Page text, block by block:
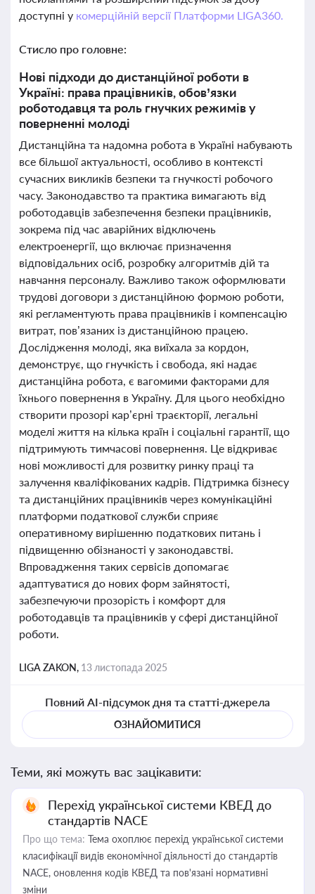
доступні у комерційній версії Платформи LIGA360.
Стисло про головне:
Нові підходи до дистанційної роботи в
Україні: права працівників, обов’язки
роботодавця та роль гнучких режимів у
поверненні молоді
Дистанційна та надомна робота в Україні набувають
все більшої актуальності, особливо в контексті
сучасних викликів безпеки та гнучкості робочого
часу. Законодавство та практика вимагають від
роботодавців забезпечення безпеки працівників,
зокрема під час аварійних відключень
електроенергії, що включає призначення
відповідальних осіб, розробку алгоритмів дій та
навчання персоналу. Важливо також оформлювати
трудові договори з дистанційною формою роботи,
які регламентують права працівників і компенсацію
витрат, пов’язаних із дистанційною працею.
Дослідження молоді, яка виїхала за кордон,
демонструє, що гнучкість і свобода, які надає
дистанційна робота, є вагомими факторами для
їхнього повернення в Україну. Для цього необхідно
створити прозорі кар’єрні траєкторії, легальні
моделі життя на кілька країн і соціальні гарантії, що
підтримують тимчасові повернення. Це відкриває
нові можливості для розвитку ринку праці та
залучення кваліфікованих кадрів. Підтримка бізнесу
та дистанційних працівників через комунікаційні
платформи податкової служби сприяє
оперативному вирішенню податкових питань і
підвищенню обізнаності у законодавстві.
Впровадження таких сервісів допомагає
адаптуватися до нових форм зайнятості,
забезпечуючи прозорість і комфорт для
роботодавців та працівників у сфері дистанційної
роботи.
LIGA ZAKON, 13 листопада 2025
Повний AI-підсумок дня та статті-джерела
ОЗНАЙОМИТИСЯ
Теми, які можуть вас зацікавити:
Перехід української системи КВЕД до
стандартів NACE
Про що тема: Тема охоплює перехід української системи
класифікації видів економічної діяльності до стандартів
NACE, оновлення кодів КВЕД та пов'язані нормативні
зміни